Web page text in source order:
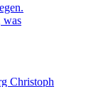
was